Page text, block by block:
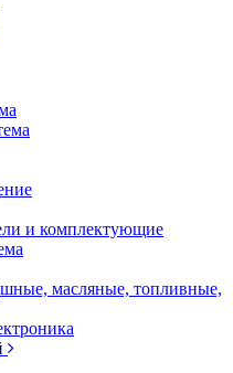
и комплектующие
масляные, топливные,